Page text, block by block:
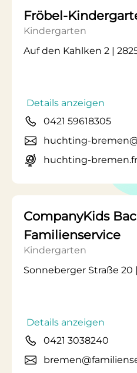
Fröbel-
Kindergarten
Auf den Kahlken 2 |
Details anzeigen
0421 59618305
huchting-
huchting-
CompanyKids
Familienservice
Kindergarten
Sonneberger Straße 20
Details anzeigen
0421 3038240